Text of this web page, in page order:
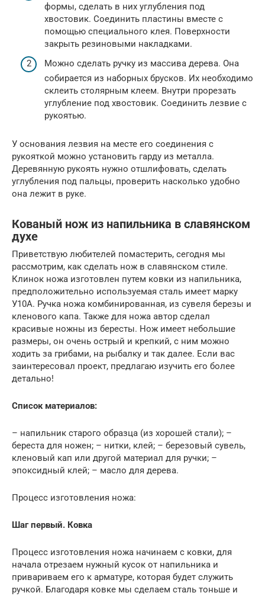
формы, сделать в них углубления под
хвостовик. Соединить пластины вместе с
помощью специального клея. Поверхности
закрыть резиновыми накладками.
Можно сделать ручку из массива дерева. Она
собирается из наборных брусков. Их необходимо
склеить столярным клеем. Внутри прорезать
углубление под хвостовик. Соединить лезвие с
рукоятью.
У основания лезвия на месте его соединения с
рукояткой можно установить гарду из металла.
Деревянную рукоять нужно отшлифовать, сделать
углубления под пальцы, проверить насколько удобно
она лежит в руке.
Кованый нож из напильника в славянском
духе
Приветствую любителей помастерить, сегодня мы
рассмотрим, как сделать нож в славянском стиле.
Клинок ножа изготовлен путем ковки из напильника,
предположительно используемая сталь имеет марку
У10А. Ручка ножа комбинированная, из сувеля березы и
кленового капа. Также для ножа автор сделал
красивые ножны из бересты. Нож имеет небольшие
размеры, он очень острый и крепкий, с ним можно
ходить за грибами, на рыбалку и так далее. Если вас
заинтересовал проект, предлагаю изучить его более
детально!
Список материалов:
– напильник старого образца (из хорошей стали); –
береста для ножен; – нитки, клей; – березовый сувель,
кленовый кап или другой материал для ручки; –
эпоксидный клей; – масло для дерева.
Процесс изготовления ножа:
Шаг первый. Ковка
Процесс изготовления ножа начинаем с ковки, для
начала отрезаем нужный кусок от напильника и
привариваем его к арматуре, которая будет служить
ручкой. Благодаря ковке мы сделаем сталь тоньше и